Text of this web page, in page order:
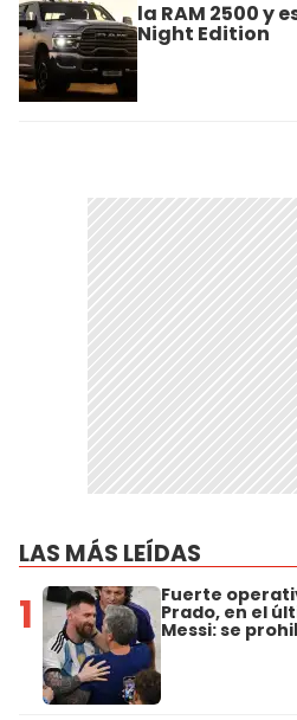
la RAM 2500 y
Night Edition
LAS MÁS LEÍDAS
1 Fuerte
Prado, en el
Messi: se